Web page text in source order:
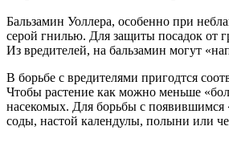
Бальзамин Уоллера, особенно при
серой гнилью. Для защиты посадок от
Из вредителей, на бальзамин могут
В борьбе с вредителями пригодтся
Чтобы растение как можно меньше
насекомых. Для борьбы с появившимся
соды, настой календулы, полыни или